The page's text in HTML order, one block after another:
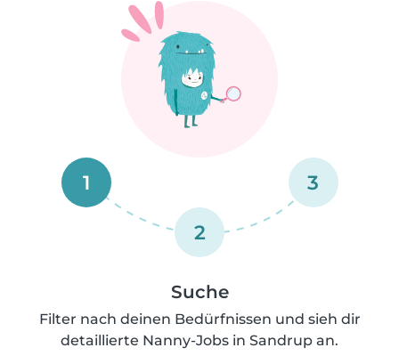
1
2
3
Suche
Filter nach deinen Bedürfnissen und sieh dir
detaillierte Nanny-Jobs in Sandrup an.